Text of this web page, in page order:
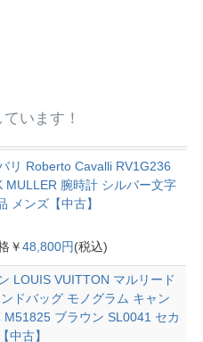
います！
リ Roberto Cavalli RV1G236
MULLER 腕時計 シルバー文字
メンズ【中古】
￥48,800円(税込)
LOUIS VUITTON マルリード
ドバッグ モノグラム キャン
M51825 ブラウン SL0041 セカ
中古】